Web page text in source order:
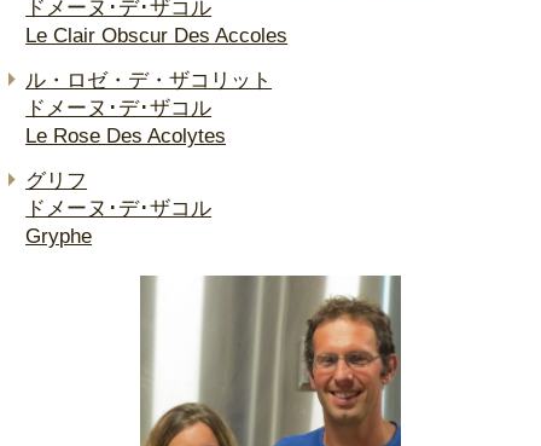
ドメーヌ･デ･ザコル
Le Clair Obscur Des Accoles
ル・ロゼ・デ・ザコリット
ドメーヌ･デ･ザコル
Le Rose Des Acolytes
グリフ
ドメーヌ･デ･ザコル
Gryphe